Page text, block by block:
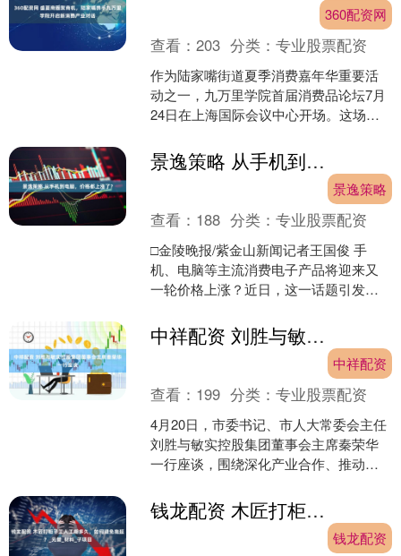
360配资网
查看：203 分类：专业股票配资
作为陆家嘴街道夏季消费嘉年华重要活
动之一，九万里学院首届消费品论坛7月
24日在上海国际会议中心开场。这场
会，围绕“新消费·....
景逸策略 从手机到电脑，价格都上涨了？
景逸策略
查看： 188 分类：专业股票配资
□金陵晚报/紫金山新闻记者王国俊 手
机、电脑等主流消费电子产品将迎来又
一轮价格上涨？近日，这一话题引发众
部分电脑、手机消费场所....中祥配资 刘胜与敏实控股集团董事会主席秦荣华一行座谈
中祥配资
查看： 199 分类：专业股票配资
4月20日，市委书记、市人大常委会主任
刘胜与敏实控股集团董事会主席秦荣华
一行座谈，围绕深化产业合作、推动增
入交流。 刘胜代表市....
钱龙配资 木匠打柜子工人工期多久，如何避免拖延？_元誉_材料_子项目
钱龙配资